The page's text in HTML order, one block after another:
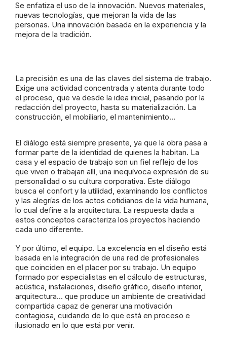
Se enfatiza el uso de la innovación. Nuevos materiales,
nuevas tecnologías, que mejoran la vida de las
personas. Una innovación basada en la experiencia y la
mejora de la tradición.
La precisión es una de las claves del sistema de trabajo.
Exige una actividad concentrada y atenta durante todo
el proceso, que va desde la idea inicial, pasando por la
redacción del proyecto, hasta su materialización. La
construcción, el mobiliario, el mantenimiento…
El diálogo está siempre presente, ya que la obra pasa a
formar parte de la identidad de quienes la habitan. La
casa y el espacio de trabajo son un fiel reflejo de los
que viven o trabajan allí, una inequívoca expresión de su
personalidad o su cultura corporativa. Este diálogo
busca el confort y la utilidad, examinando los conflictos
y las alegrías de los actos cotidianos de la vida humana,
lo cual define a la arquitectura. La respuesta dada a
estos conceptos caracteriza los proyectos haciendo
cada uno diferente.
Y por último, el equipo. La excelencia en el diseño está
basada en la integración de una red de profesionales
que coinciden en el placer por su trabajo. Un equipo
formado por especialistas en el cálculo de estructuras,
acústica, instalaciones, diseño gráfico, diseño interior,
arquitectura… que produce un ambiente de creatividad
compartida capaz de generar una motivación
contagiosa, cuidando de lo que está en proceso e
ilusionado en lo que está por venir.